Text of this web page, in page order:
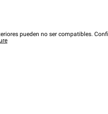
pueden no ser compatibles.